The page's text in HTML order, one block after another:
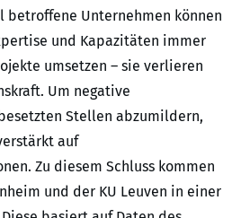
betroffene Unternehmen können
und Kapazitäten immer
umsetzen – sie verlieren
Um negative
Stellen abzumildern,
auf
Zu diesem Schluss kommen
und der KU Leuven in einer